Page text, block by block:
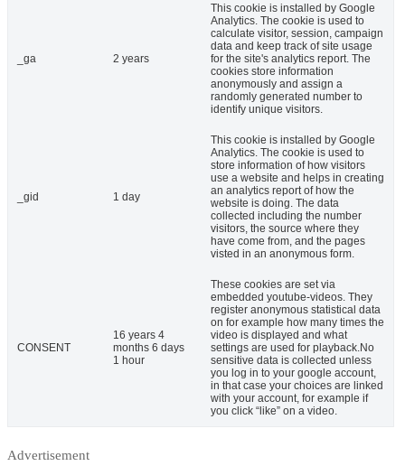
_ga 2 years
This cookie is installed by Google
Analytics. The cookie is used to
calculate visitor, session, campaign
data and keep track of site usage
for the site's analytics report. The
cookies store information
anonymously and assign a
randomly generated number to
identify unique visitors.
_gid 1 day
This cookie is installed by Google
Analytics. The cookie is used to
store information of how visitors
use a website and helps in creating
an analytics report of how the
website is doing. The data
collected including the number
visitors, the source where they
have come from, and the pages
visted in an anonymous form.
CONSENT
16 years 4
months 6 days
1 hour
These cookies are set via
embedded youtube-videos. They
register anonymous statistical data
on for example how many times the
video is displayed and what
settings are used for playback.No
sensitive data is collected unless
you log in to your google account,
in that case your choices are linked
with your account, for example if
you click “like” on a video.
Advertisement